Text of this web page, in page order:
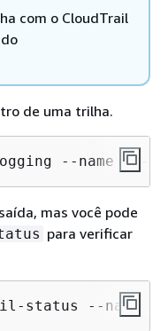
com o CloudTrail
de uma trilha.
--name my-
mas você pode
para verificar
status --name